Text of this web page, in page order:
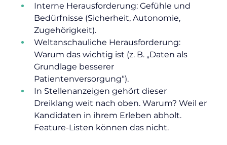
Interne Herausforderung: Gefühle und
Bedürfnisse (Sicherheit, Autonomie,
Zugehörigkeit).
Weltanschauliche Herausforderung:
Warum das wichtig ist (z. B. „Daten als
Grundlage besserer
Patientenversorgung“).
In Stellenanzeigen gehört dieser
Dreiklang weit nach oben. Warum? Weil er
Kandidaten in ihrem Erleben abholt.
Feature-Listen können das nicht.